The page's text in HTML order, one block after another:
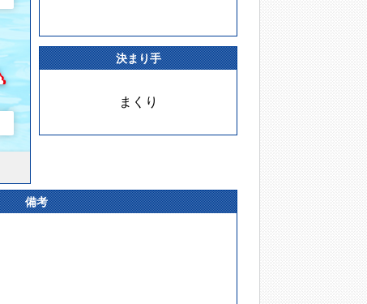
決まり手
まくり
備考